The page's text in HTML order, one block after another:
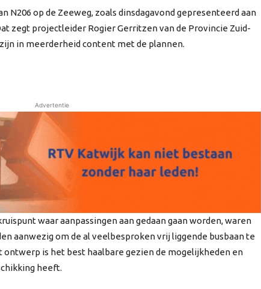
N206 op de Zeeweg, zoals dinsdagavond gepresenteerd aan
zegt projectleider Rogier Gerritzen van de Provincie Zuid-
in meerderheid content met de plannen.
Advertentie
waar aanpassingen aan gedaan gaan worden, waren
aanwezig om de al veelbesproken vrij liggende busbaan te
ontwerp is het best haalbare gezien de mogelijkheden en
heeft.